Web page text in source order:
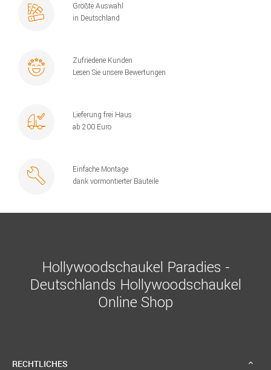
Größte Auswahl
in Deutschland
Zufriedene Kunden
Lesen Sie unsere Bewertungen
Lieferung frei Haus
ab 200 Euro
Einfache Montage
dank vormontierter Bauteile
Hollywoodschaukel Paradies -
Deutschlands Hollywoodschaukel
Online Shop
RECHTLICHES